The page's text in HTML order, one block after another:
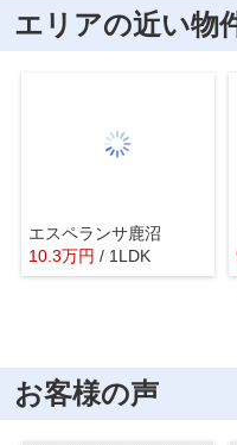
エリアの近い物
エスペランサ鹿沼
10.3万円 / 1LDK
お客様の声